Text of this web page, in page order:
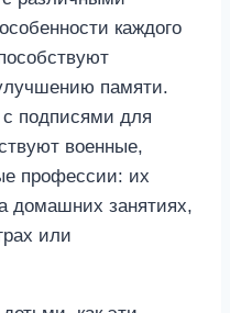
каждого
памяти.
подписями для
военные,
профессии: их
домашних занятиях,
или